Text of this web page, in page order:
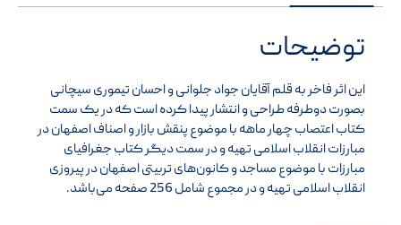
توضیحات
این اثر فاخر به قلم آقایان جواد جلوانی و احسان تیموری سیچانی
بصورت دوطرفه طراحی و انتشار پیدا کرده است که در یک سمت
کتاب اعتصاب چهار ماهه با موضوع پنقش بازار و اصناف اصفهان در
مبارزات انقلاب اسلامی تهیه و در سمت دیگر کتاب جغرافیای
مبارزات با موضوع مساجد و کانون‌های تربیتی اصفهان در پیروزی
انقلاب اسلامی تهیه و در مجموع شامل 256 صفحه می‌باشد.